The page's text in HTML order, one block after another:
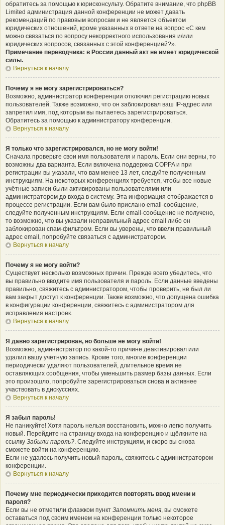
обратитесь за помощью к юрисконсульту. Обратите внимание, что phpBB
Limited администрация данной конференции не может давать
рекомендаций по правовым вопросам и не является объектом
юридических отношений, кроме указанных в ответе на вопрос «С кем
можно связаться по вопросу некорректного использования и/или
юридических вопросов, связанных с этой конференцией?».
Примечание переводчика: в России данный акт не имеет юридической
силы..
Вернуться к началу
Почему я не могу зарегистрироваться?
Возможно, администратор конференции отключил регистрацию новых
пользователей. Также возможно, что он заблокировал ваш IP-адрес или
запретил имя, под которым вы пытаетесь зарегистрироваться.
Обратитесь за помощью к администратору конференции.
Вернуться к началу
Я только что зарегистрировался, но не могу войти!
Сначала проверьте свои имя пользователя и пароль. Если они верны, то
возможны два варианта. Если включена поддержка COPPA и при
регистрации вы указали, что вам менее 13 лет, следуйте полученным
инструкциям. На некоторых конференциях требуется, чтобы все новые
учётные записи были активированы пользователями или
администратором до входа в систему. Эта информация отображается в
процессе регистрации. Если вам было прислано email-сообщение,
следуйте полученным инструкциям. Если email-сообщение не получено,
то возможно, что вы указали неправильный адрес email либо он
заблокирован спам-фильтром. Если вы уверены, что ввели правильный
адрес email, попробуйте связаться с администратором.
Вернуться к началу
Почему я не могу войти?
Существует несколько возможных причин. Прежде всего убедитесь, что
вы правильно вводите имя пользователя и пароль. Если данные введены
правильно, свяжитесь с администратором, чтобы проверить, не был ли
вам закрыт доступ к конференции. Также возможно, что допущена ошибка
в конфигурации конференции, свяжитесь с администратором для
исправления настроек.
Вернуться к началу
Я давно зарегистрирован, но больше не могу войти!
Возможно, администратор по какой-то причине деактивировал или
удалил вашу учётную запись. Кроме того, многие конференции
периодически удаляют пользователей, длительное время не
оставляющих сообщения, чтобы уменьшить размер базы данных. Если
это произошло, попробуйте зарегистрироваться снова и активнее
участвовать в дискуссиях.
Вернуться к началу
Я забыл пароль!
Не паникуйте! Хотя пароль нельзя восстановить, можно легко получить
новый. Перейдите на страницу входа на конференцию и щёлкните на
ссылку Забыли пароль?. Следуйте инструкциям, и скоро вы снова
сможете войти на конференцию.
Если не удалось получить новый пароль, свяжитесь с администратором
конференции.
Вернуться к началу
Почему мне периодически приходится повторять ввод имени и
пароля?
Если вы не отметили флажком пункт Запомнить меня, вы сможете
оставаться под своим именем на конференции только некоторое